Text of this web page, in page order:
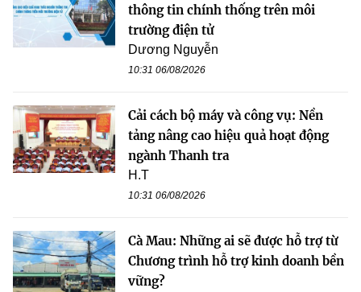
thông tin chính thống trên môi
trường điện tử
Dương Nguyễn
10:31 06/08/2026
Cải cách bộ máy và công vụ: Nền
tảng nâng cao hiệu quả hoạt động
ngành Thanh tra
H.T
10:31 06/08/2026
Cà Mau: Những ai sẽ được hỗ trợ từ
Chương trình hỗ trợ kinh doanh bền
vững?